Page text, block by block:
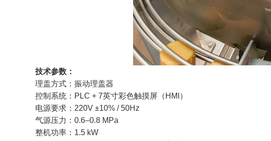
技术参数：
理盖方式：振动理盖器
控制系统：PLC + 7英寸彩色触摸屏（HMI）
电源要求：220V ±10% / 50Hz
气源压力：0.6–0.8 MPa
整机功率：1.5 kW